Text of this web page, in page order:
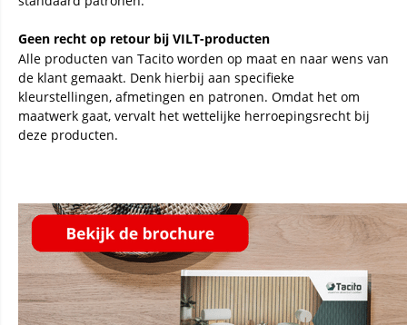
Geen recht op retour bij VILT-producten
Alle producten van Tacito worden op maat en naar wens van
de klant gemaakt. Denk hierbij aan specifieke
kleurstellingen, afmetingen en patronen. Omdat het om
maatwerk gaat, vervalt het wettelijke herroepingsrecht bij
deze producten.